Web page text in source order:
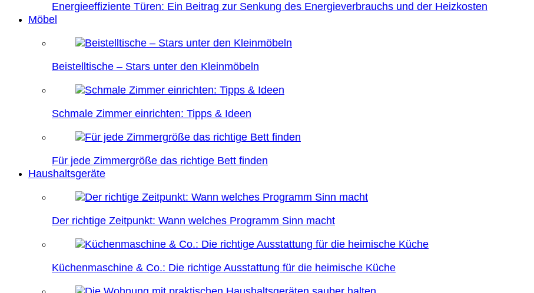
Energieeffiziente Türen: Ein Beitrag zur Senkung des Energieverbrauchs und der Heizkosten
Möbel
Beistelltische – Stars unter den Kleinmöbeln
Schmale Zimmer einrichten: Tipps & Ideen
Für jede Zimmergröße das richtige Bett finden
Haushaltsgeräte
Der richtige Zeitpunkt: Wann welches Programm Sinn macht
Küchenmaschine & Co.: Die richtige Ausstattung für die heimische Küche